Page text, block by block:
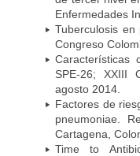
Enfermedades
Tuberculosis
Congreso
Características
SPE-26; XXIII
agosto 2014.
Factores de
pneumoniae.
Cartagena,
Time to